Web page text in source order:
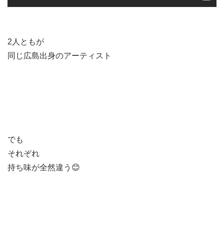
2人ともが
同じ広島出身のアーティスト
でも
それぞれ
持ち味が全然違う😊